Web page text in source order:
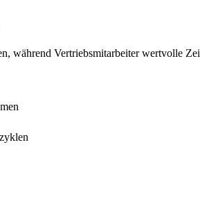
während Vertriebsmitarbeiter wertvolle